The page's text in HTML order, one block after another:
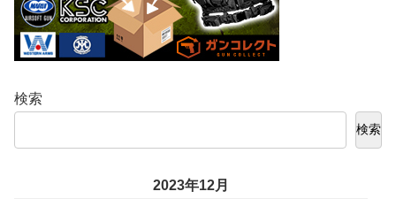
検索
検索
2023年12月